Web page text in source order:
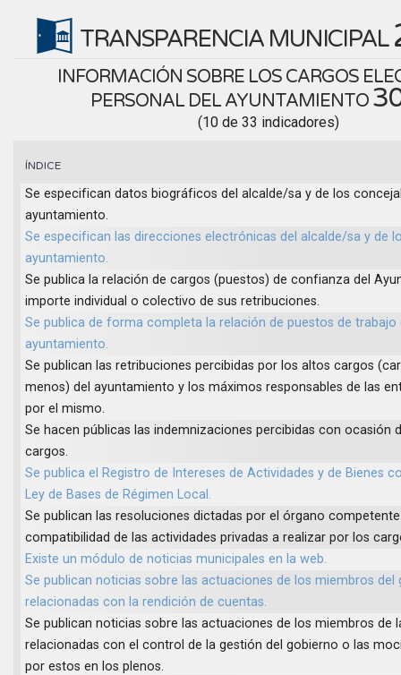
TRANSPARENCIA MUNICIPAL
INFORMACIÓN SOBRE LOS CARGOS
PERSONAL DEL AYUNTAMIENTO
(10 de 33 indicadores)
ÍNDICE
Se especifican datos biográficos del alcalde/sa y de los
ayuntamiento.
Se especifican las direcciones electrónicas del alcalde/sa y de
ayuntamiento.
Se publica la relación de cargos (puestos) de confianza del
importe individual o colectivo de sus retribuciones.
Se publica de forma completa la relación de puestos de trabajo
ayuntamiento.
Se publican las retribuciones percibidas por los altos cargos
menos) del ayuntamiento y los máximos responsables de las
por el mismo.
Se hacen públicas las indemnizaciones percibidas con ocasión
cargos.
Se publica el Registro de Intereses de Actividades y de Bienes
Ley de Bases de Régimen Local.
Se publican las resoluciones dictadas por el órgano
compatibilidad de las actividades privadas a realizar por los
Existe un módulo de noticias municipales en la web.
Se publican noticias sobre las actuaciones de los miembros del
relacionadas con la rendición de cuentas.
Se publican noticias sobre las actuaciones de los miembros de
relacionadas con el control de la gestión del gobierno o las
por estos en los plenos.